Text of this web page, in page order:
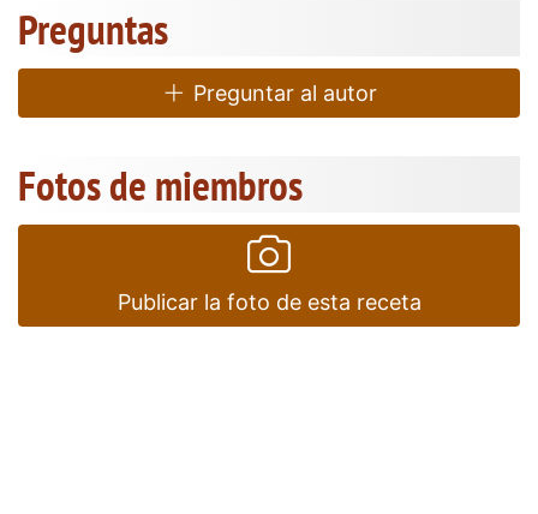
Preguntas
Preguntar al autor
Fotos de miembros
Publicar la foto de esta receta